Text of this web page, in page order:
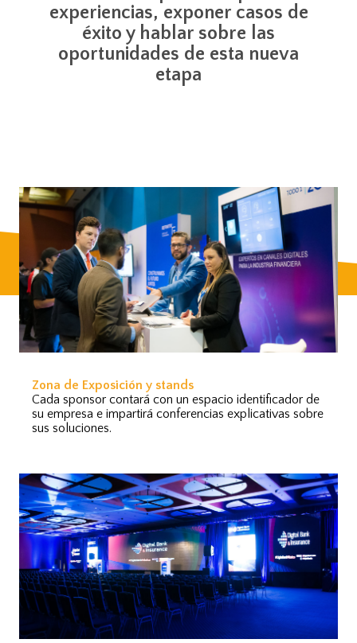
experiencias, exponer casos de
éxito y hablar sobre las
oportunidades de esta nueva
etapa
Zona de Exposición y stands
Cada sponsor contará con un espacio identificador de
su empresa e impartirá conferencias explicativas sobre
sus soluciones.